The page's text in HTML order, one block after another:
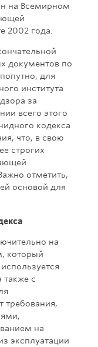
на Всемирном
2002 года.
документов по
для
института
за
всего этого
кодекса
что, в свою
строгих
отметить,
основой для
на
который
также с
требования,
на
эксплуатации